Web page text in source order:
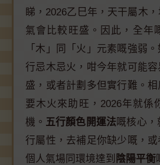
睇，2026乙巳年，天干屬木
氣會比較旺盛。因此，全年
「木」同「火」元素嘅強弱
行忌木忌火，咁今年就可能
盛，或者計劃多但實行難。
要木火來助旺，2026年就係
機。 五行顏色開運法嘅核心
行屬性，去補足你缺少嘅，
個人氣場同環境達到 陰陽平衡